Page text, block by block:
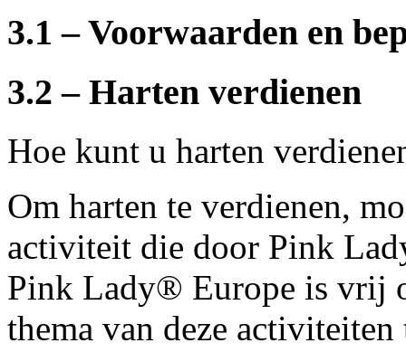
3.1 – Voorwaarden en
3.2 – Harten verdienen
Hoe kunt u harten
Om harten te verdienen,
activiteit die door Pink
Pink Lady® Europe is vrij
thema van deze activiteiten